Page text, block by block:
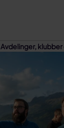
Avdelinger,